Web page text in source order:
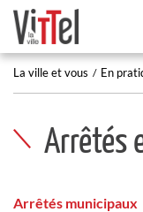
La ville et vous En
Arrêtés
Arrêtés municipaux